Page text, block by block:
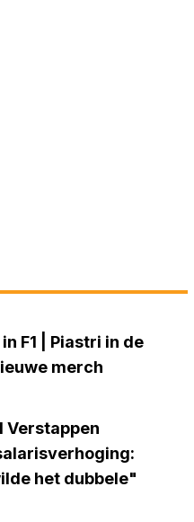
F1 | Piastri in de
merch
Verstappen
het dubbele"